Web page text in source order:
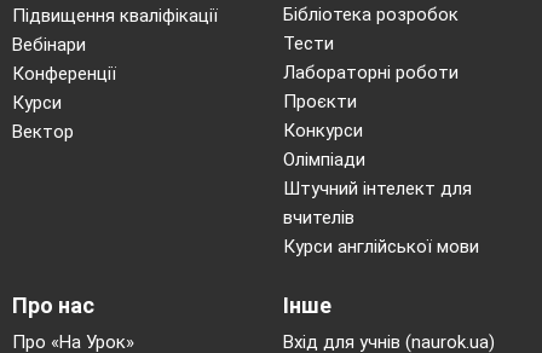
Мені бабця ворожила
На горосі і на просі,
На свяченій вербі...
Заплету віночок, заплету шовковий,
На щастя, на долю, на милого вроду.
У чеканні долі підемо до води, дівчата,
Підвищення кваліфікації
Вебінари
Конференції
Курси
Вектор
Бібліотека розробок
Тести
Лабораторні роботи
Проєкти
Конкурси
Олімпіади
Штучний інтелект для
вчителів
Курси англійської мови
Про нас
Про «На Урок»
Інше
Вхід для учнів (naurok.ua)